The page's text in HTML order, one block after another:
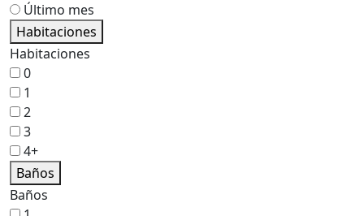
Último mes
Habitaciones
Habitaciones
0
1
2
3
4+
Baños
Baños